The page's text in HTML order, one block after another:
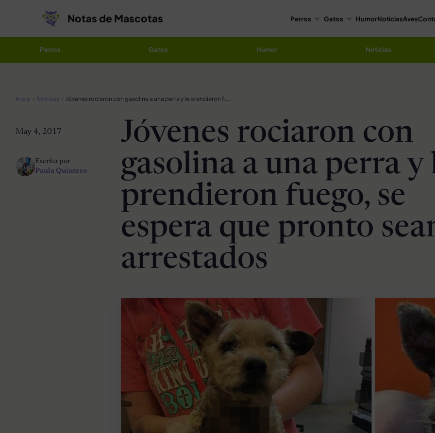
Notas de Mascotas Perros Gatos HumorNoticiasAves
Perros Gatos Humor Noticias
Inicio Noticias Jóvenes rociaron con gasolina a una perra y le prendieron fuego, se espera que pronto sean arrestados
May 4, 2017
Escrito por
Paula Quintero
Jóvenes rociaron con
gasolina a una perra y
prendieron fuego, se
espera que pronto
arrestados